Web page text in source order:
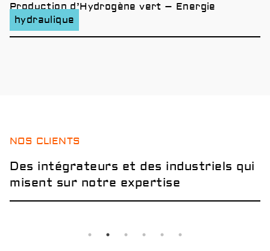
Production d’Hydrogène vert – Energie
hydraulique
NOS CLIENTS
Des intégrateurs et des industriels qui
misent sur notre expertise